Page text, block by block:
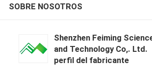
SOBRE NOSOTROS
Shenzhen Feiming
and Technology Co,. Ltd.
perfil del fabricante